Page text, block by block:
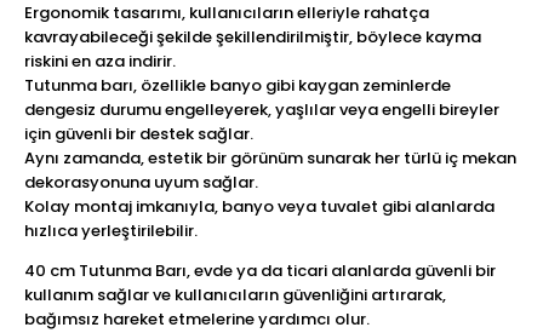
Ergonomik tasarımı, kullanıcıların elleriyle rahatça
kavrayabileceği şekilde şekillendirilmiştir, böylece kayma
riskini en aza indirir.
Tutunma barı, özellikle banyo gibi kaygan zeminlerde
dengesiz durumu engelleyerek, yaşlılar veya engelli bireyler
için güvenli bir destek sağlar.
Aynı zamanda, estetik bir görünüm sunarak her türlü iç mekan
dekorasyonuna uyum sağlar.
Kolay montaj imkanıyla, banyo veya tuvalet gibi alanlarda
hızlıca yerleştirilebilir.
40 cm Tutunma Barı, evde ya da ticari alanlarda güvenli bir
kullanım sağlar ve kullanıcıların güvenliğini artırarak,
bağımsız hareket etmelerine yardımcı olur.